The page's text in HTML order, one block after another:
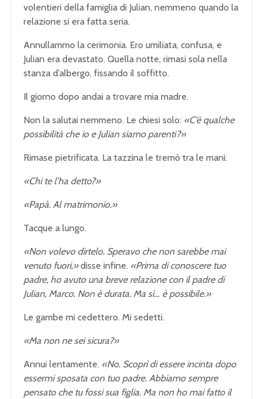
volentieri della famiglia di Julian, nemmeno quando la
relazione si era fatta seria.
Annullammo la cerimonia. Ero umiliata, confusa, e
Julian era devastato. Quella notte, rimasi sola nella
stanza d’albergo, fissando il soffitto.
Il giorno dopo andai a trovare mia madre.
Non la salutai nemmeno. Le chiesi solo: «C’è qualche
possibilità che io e Julian siamo parenti?»
Rimase pietrificata. La tazzina le tremò tra le mani.
«Chi te l’ha detto?»
«Papà. Al matrimonio.»
Tacque a lungo.
«Non volevo dirtelo. Speravo che non sarebbe mai
venuto fuori,»disse infine. «Prima di conoscere tuo
padre, ho avuto una breve relazione con il padre di
Julian, Marco. Non è durata. Ma sì… è possibile.»
Le gambe mi cedettero. Mi sedetti.
«Ma non ne sei sicura?»
Annui lentamente. «No. Scoprì di essere incinta dopo
essermi sposata con tuo padre. Abbiamo sempre
pensato che tu fossi sua figlia. Ma non ho mai fatto il